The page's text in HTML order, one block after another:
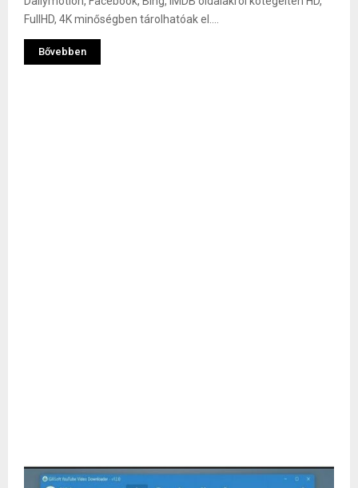
FullHD, 4K minőségben tárolhatóak el....
Bővebben